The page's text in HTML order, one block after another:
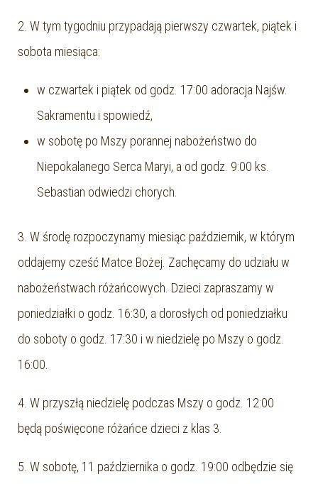
2. W tym tygodniu przypadają pierwszy czwartek, piątek i
sobota miesiąca:
w czwartek i piątek od godz. 17:00 adoracja Najśw.
Sakramentu i spowiedź,
w sobotę po Mszy porannej nabożeństwo do
Niepokalanego Serca Maryi, a od godz. 9:00 ks.
Sebastian odwiedzi chorych.
3. W środę rozpoczynamy miesiąc październik, w którym
oddajemy cześć Matce Bożej. Zachęcamy do udziału w
nabożeństwach różańcowych. Dzieci zapraszamy w
poniedziałki o godz. 16:30, a dorosłych od poniedziałku
do soboty o godz. 17:30 i w niedzielę po Mszy o godz.
16:00.
4. W przyszłą niedzielę podczas Mszy o godz. 12:00
będą poświęcone różańce dzieci z klas 3.
5. W sobotę, 11 października o godz. 19:00 odbędzie się